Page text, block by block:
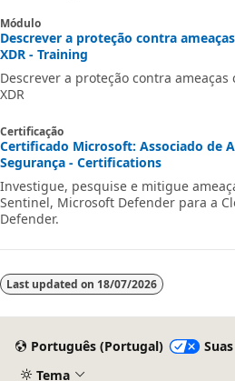
Módulo
Descrever a proteção contra
XDR - Training
Descrever a proteção contra
XDR
Certificação
Certificado Microsoft: Associado de
Segurança - Certifications
Investigue, pesquise e mitigue
Sentinel, Microsoft Defender para a
Defender.
Last updated on 18/07/2026
Português (Portugal)
Tema